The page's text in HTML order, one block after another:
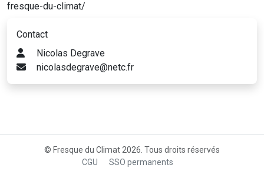
fresque-du-climat/
Contact
Nicolas Degrave
nicolasdegrave@netc.fr
© Fresque du Climat 2026. Tous droits réservés
CGU
SSO permanents